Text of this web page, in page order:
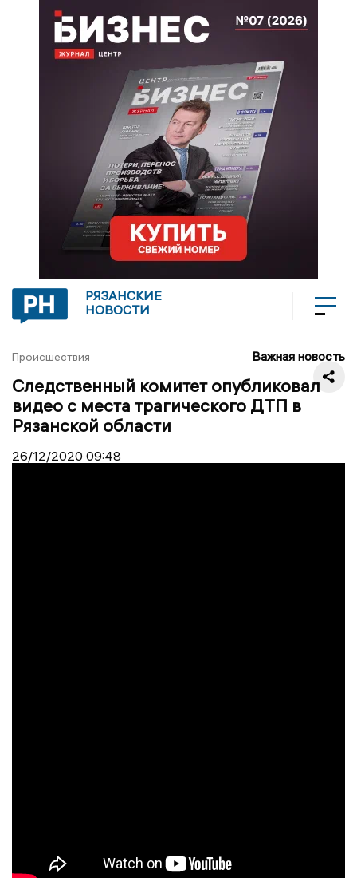
РЯЗАНСКИЕ
НОВОСТИ
Происшествия Важная новость
Следственный комитет опубликовал
видео с места трагического ДТП в
Рязанской области
26/12/2020 09:48